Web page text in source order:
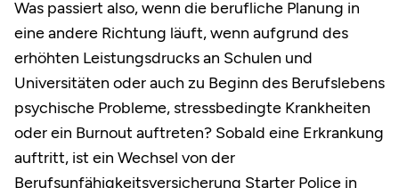
Was passiert also, wenn die berufliche Planung in
eine andere Richtung läuft, wenn aufgrund des
erhöhten Leistungsdrucks an Schulen und
Universitäten oder auch zu Beginn des Berufslebens
psychische Probleme, stressbedingte Krankheiten
oder ein Burnout auftreten? Sobald eine Erkrankung
auftritt, ist ein Wechsel von der
Berufsunfähigkeitsversicherung Starter Police in